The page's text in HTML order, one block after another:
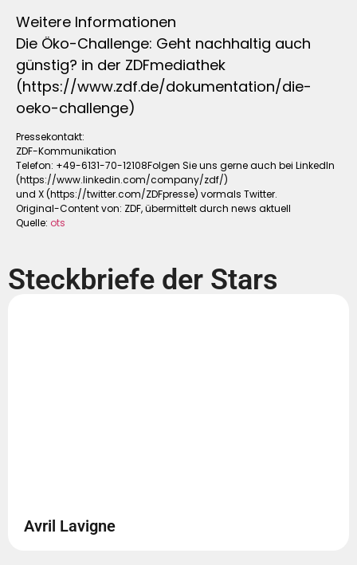
Weitere Informationen
Die Öko-Challenge: Geht nachhaltig auch
günstig? in der ZDFmediathek
(https://www.zdf.de/dokumentation/die-
oeko-challenge)
Pressekontakt:
ZDF-Kommunikation
Telefon: +49-6131-70-12108Folgen Sie uns gerne auch bei LinkedIn
(https://www.linkedin.com/company/zdf/)
und X (https://twitter.com/ZDFpresse) vormals Twitter.
Original-Content von: ZDF, übermittelt durch news aktuell
Quelle: ots
Steckbriefe der Stars
Avril Lavigne